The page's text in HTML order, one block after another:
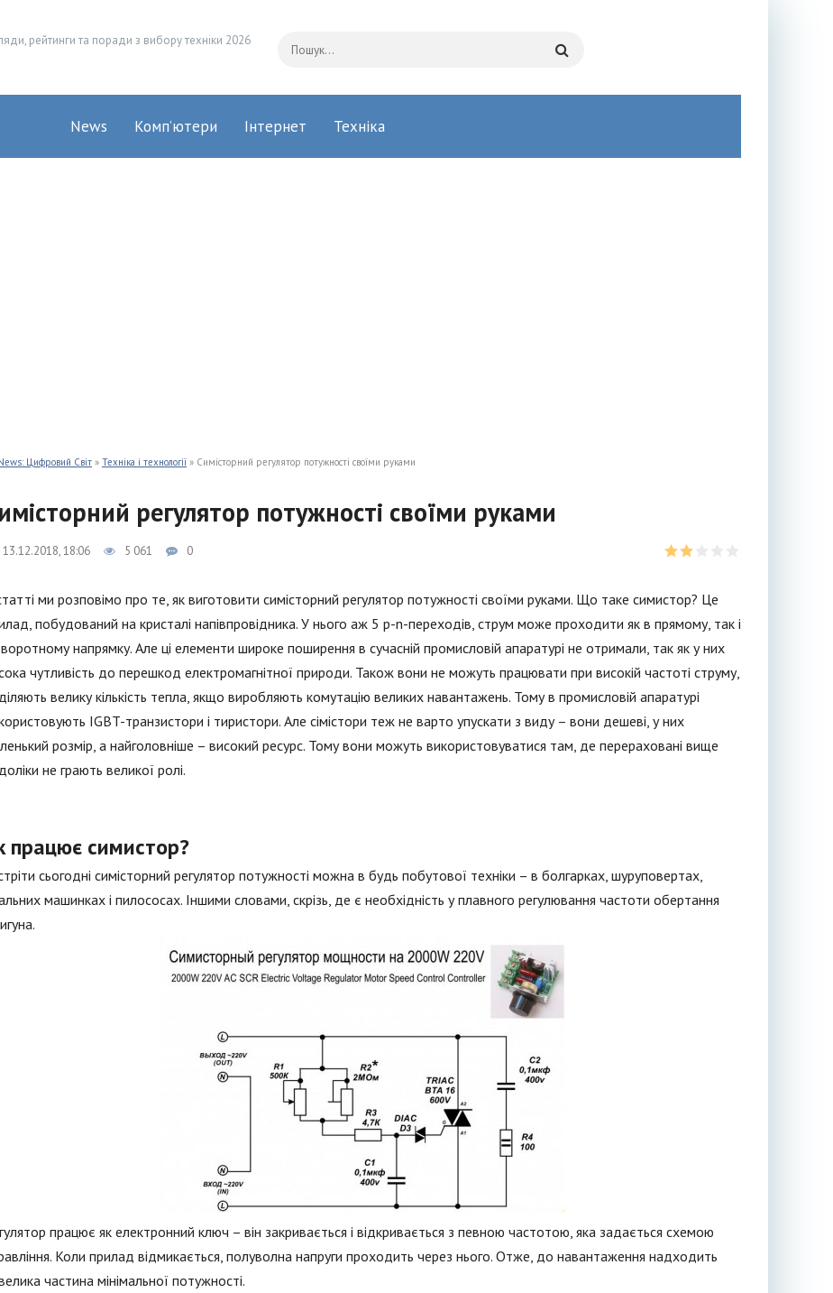
рейтинги та поради з вибору техніки 2026
News Комп’ютери Інтернет Техніка
Цифровий Світ » Техніка і технології » Симісторний регулятор потужності своїми руками
регулятор потужності своїми руками
13.12.2018, 18:06 5 061 0
ми розповімо про те, як виготовити симісторний регулятор потужності своїми руками. Що таке симистор? Це
побудований на кристалі напівпровідника. У нього аж 5 p-n-переходів, струм може проходити як в прямому, так і
напрямку. Але ці елементи широке поширення в сучасній промисловій апаратурі не отримали, так як у них
чутливість до перешкод електромагнітної природи. Також вони не можуть працювати при високій частоті струму,
велику кількість тепла, якщо виробляють комутацію великих навантажень. Тому в промисловій апаратурі
IGBT-транзистори і тиристори. Але сімістори теж не варто упускати з виду – вони дешеві, у них
розмір, а найголовніше – високий ресурс. Тому вони можуть використовуватися там, де перераховані вище
не грають великої ролі.
працює симистор?
сьогодні симісторний регулятор потужності можна в будь побутової техніки – в болгарках, шуруповертах,
машинках і пилососах. Іншими словами, скрізь, де є необхідність у плавного регулювання частоти обертання
працює як електронний ключ – він закривається і відкривається з певною частотою, яка задається схемою
Коли прилад відмикається, полуволна напруги проходить через нього. Отже, до навантаження надходить
частина мінімальної потужності.